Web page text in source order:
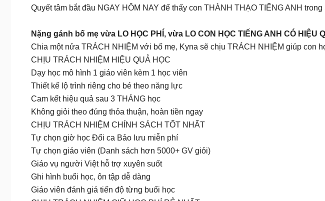
Quyết tâm bắt đầu NGAY HÔM NAY để thấy con THÀNH THẠO TIẾNG ANH trong
Nặng gánh bố mẹ vừa LO HỌC PHÍ, vừa LO CON HỌC TIẾNG ANH CÓ HIỆU
Chia một nửa TRÁCH NHIỆM với bố mẹ, Kyna sẽ chịu TRÁCH NHIỆM giúp con
CHỊU TRÁCH NHIỆM HIỆU QUẢ HỌC
Dạy học mô hình 1 giáo viên kèm 1 học viên
Thiết kế lộ trình riêng cho bé theo năng lực
Cam kết hiệu quả sau 3 THÁNG học
Không giỏi theo đúng thỏa thuận, hoàn tiền ngay
CHỊU TRÁCH NHIỆM CHÍNH SÁCH TỐT NHẤT
Tự chọn giờ học Đổi ca Bảo lưu miễn phí
Tự chọn giáo viên (Danh sách hơn 5000+ GV giỏi)
Giáo vụ người Việt hỗ trợ xuyên suốt
Ghi hình buổi học, ôn tập dễ dàng
Giáo viên đánh giá tiến độ từng buổi học